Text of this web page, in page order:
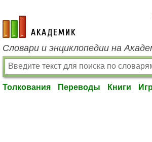
academic.ru
Словари и энциклопедии на
Толкования Переводы Книги